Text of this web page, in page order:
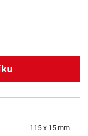
115 x 15 mm